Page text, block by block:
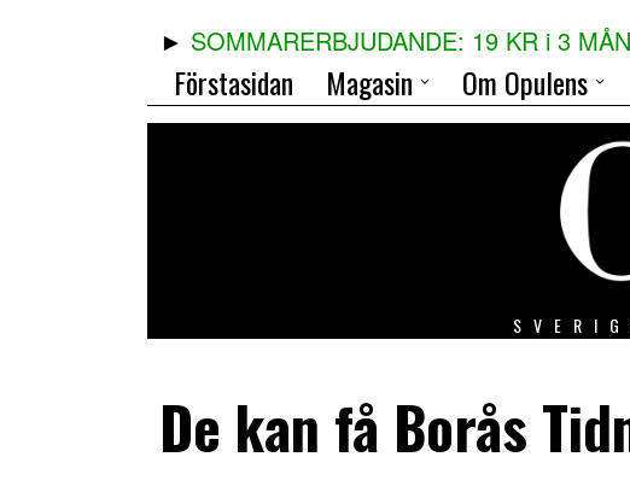
SOMMARERBJUDANDE: 19 KR i 3
Förstasidan Magasin Om Opulens
De kan få Borås